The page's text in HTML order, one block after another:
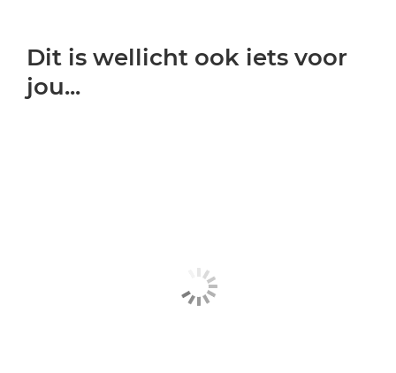
Dit is wellicht ook iets voor
jou...